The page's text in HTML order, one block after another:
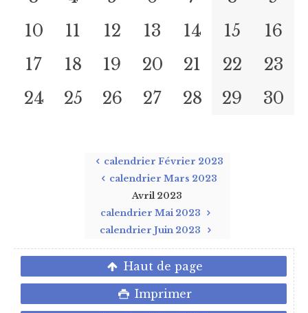
10
11 12 13 14 15
16
17
18 19 20 21 22
23
24
25 26 27 28 29 30
calendrier Février 2023
calendrier Mars 2023
Avril 2023
calendrier Mai 2023
calendrier Juin 2023
Haut de page
Imprimer